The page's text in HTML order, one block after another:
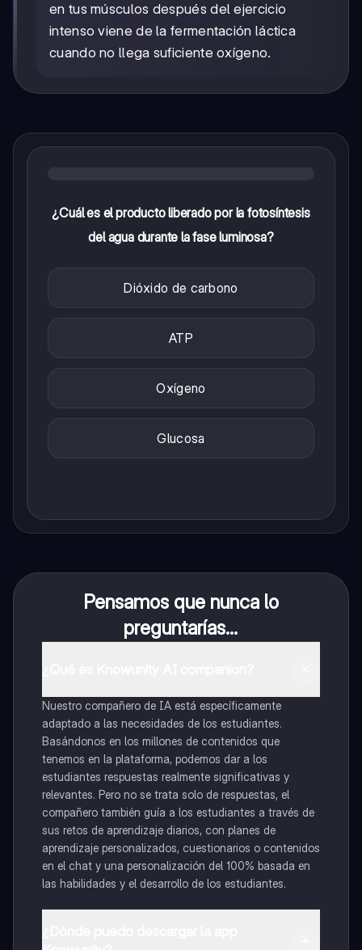
en tus músculos después del ejercicio
intenso viene de la fermentación láctica
cuando no llega suficiente oxígeno.
¿Cuál es el producto liberado por la fotosíntesis
del agua durante la fase luminosa?
Dióxido de carbono
ATP
Oxígeno
Glucosa
Pensamos que nunca lo
preguntarías...
Nuestro compañero de IA está específicamente
adaptado a las necesidades de los estudiantes.
Basándonos en los millones de contenidos que
tenemos en la plataforma, podemos dar a los
estudiantes respuestas realmente significativas y
relevantes. Pero no se trata solo de respuestas, el
compañero también guía a los estudiantes a través de
sus retos de aprendizaje diarios, con planes de
aprendizaje personalizados, cuestionarios o contenidos
en el chat y una personalización del 100% basada en
las habilidades y el desarrollo de los estudiantes.